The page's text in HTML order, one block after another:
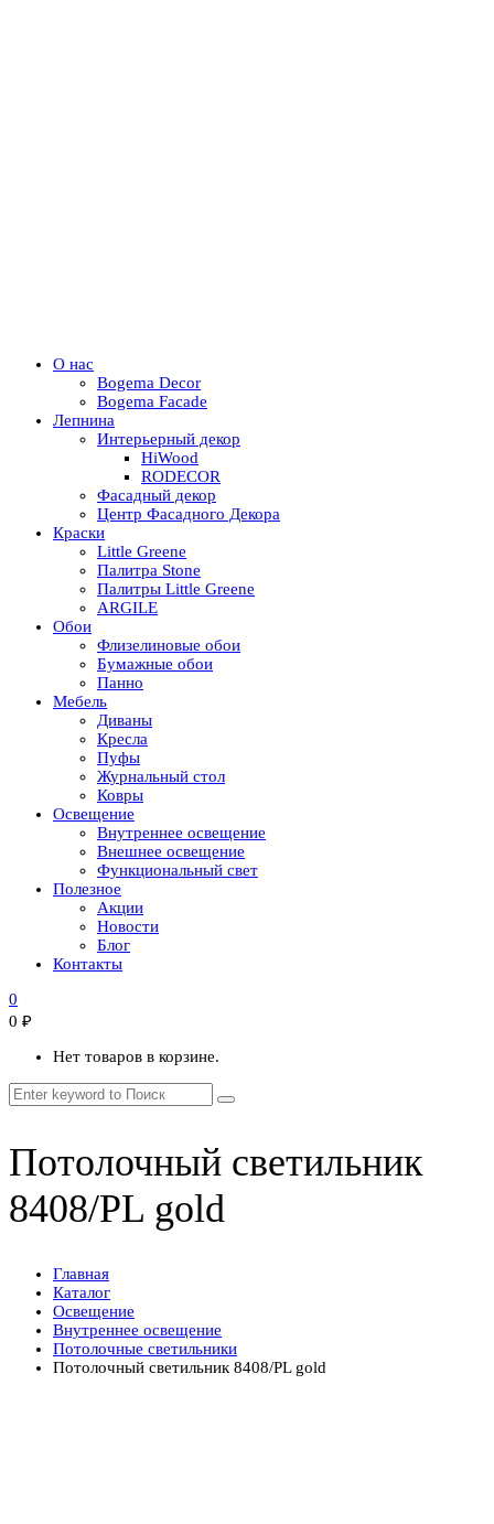
О нас
Bogema Decor
Bogema Facade
Лепнина
Интерьерный декор
HiWood
RODECOR
Фасадный декор
Центр Фасадного Декора
Краски
Little Greene
Палитра Stone
Палитры Little Greene
ARGILE
Обои
Флизелиновые обои
Бумажные обои
Панно
Мебель
Диваны
Кресла
Пуфы
Журнальный стол
Ковры
Освещение
Внутреннее освещение
Внешнее освещение
Функциональный свет
Полезное
Акции
Новости
Блог
Контакты
0
0 ₽
Нет товаров в корзине.
Потолочный светильник
8408/PL gold
Главная
Каталог
Освещение
Внутреннее освещение
Потолочные светильники
Потолочный светильник 8408/PL gold